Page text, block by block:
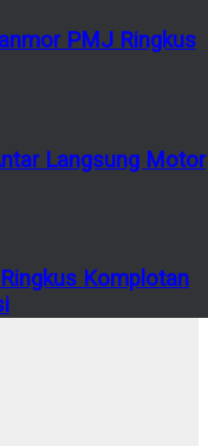
PMJ Ringkus
Langsung Motor
Komplotan